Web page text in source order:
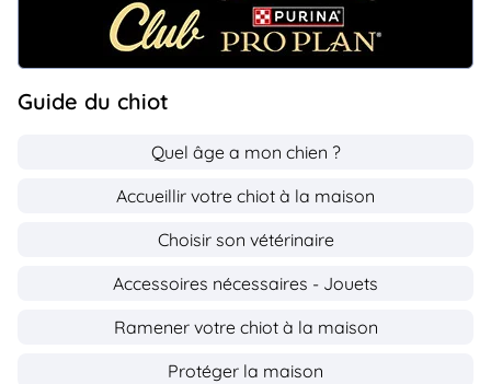
Guide du chiot
Quel âge a mon chien ?
Accueillir votre chiot à la maison
Choisir son vétérinaire
Accessoires nécessaires - Jouets
Ramener votre chiot à la maison
Protéger la maison